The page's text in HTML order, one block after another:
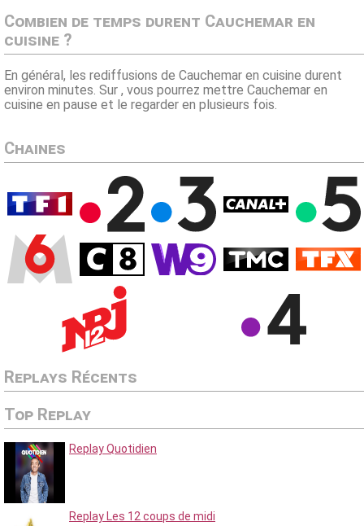
Combien de temps durent Cauchemar en
cuisine ?
En général, les rediffusions de Cauchemar en cuisine durent
environ minutes. Sur , vous pourrez mettre Cauchemar en
cuisine en pause et le regarder en plusieurs fois.
Chaines
Replays Récents
Top Replay
Replay Quotidien
Replay Les 12 coups de midi